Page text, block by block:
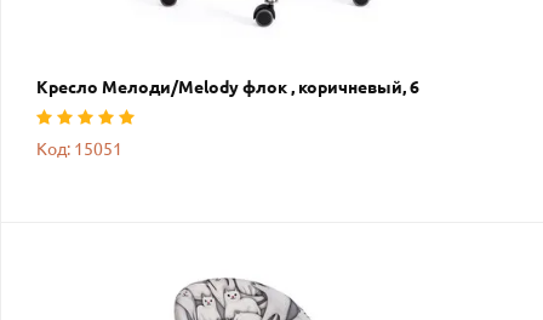
Кресло Мелоди/Melody флок , коричневый, 6
Код: 15051